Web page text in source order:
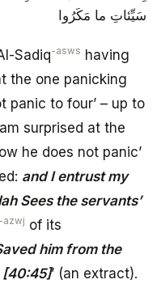
سَيِّئاتِ ما مَكَرُوا
Sadiq-asws having
the one panicking
panic to four’ – up to
am surprised at the
he does not panic’
and I entrust my
Sees the servants’
-azwj of its
him from the
[40:45]’ (an extract).